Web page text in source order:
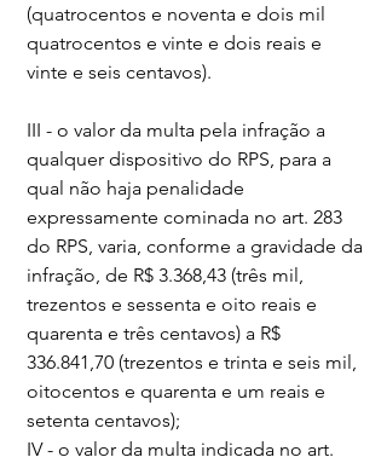
(quatrocentos e noventa e dois mil
quatrocentos e vinte e dois reais e
vinte e seis centavos).
III - o valor da multa pela infração a
qualquer dispositivo do RPS, para a
qual não haja penalidade
expressamente cominada no art. 283
do RPS, varia, conforme a gravidade da
infração, de R$ 3.368,43 (três mil,
trezentos e sessenta e oito reais e
quarenta e três centavos) a R$
336.841,70 (trezentos e trinta e seis mil,
oitocentos e quarenta e um reais e
setenta centavos);
IV - o valor da multa indicada no art.